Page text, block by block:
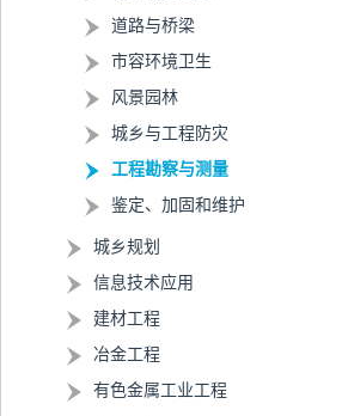
道路与桥梁
市容环境卫生
风景园林
城乡与工程防灾
工程勘察与测量
鉴定、加固和维护
城乡规划
信息技术应用
建材工程
冶金工程
有色金属工业工程